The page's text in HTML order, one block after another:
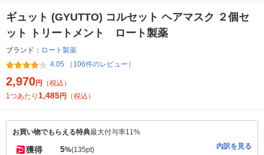
ギュット (GYUTTO) コルセット ヘアマスク ２個セ
ット トリートメント ロート製薬
ブランド： ロート製薬
4.05 （106件のレビュー）
2,970円
（税込）
1つあたり 1,485円 （税込）
お買い物でもらえる特典最大付与率11%
獲得 5%(135pt) 内訳を見る